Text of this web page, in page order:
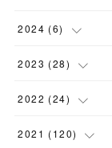
2024 (6)
(1)
(1 )
(1)
2023 (28)
(2)
(1)
2022 (24)
(5)
2021 (120)